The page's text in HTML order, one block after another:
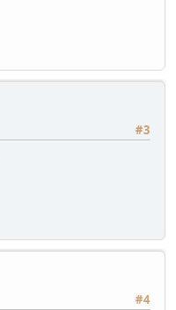
#3
#4